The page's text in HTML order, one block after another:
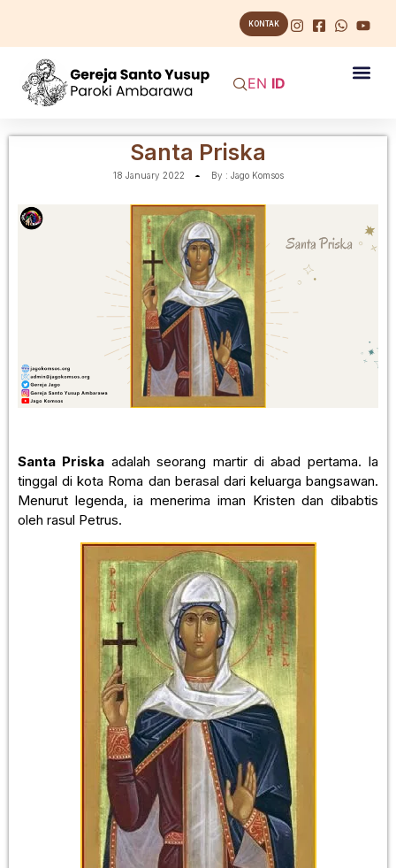
KONTAK
EN ID
Santa Priska
18 January 2022 By : Jago Komsos
Santa Priska adalah seorang martir di abad pertama. Ia
tinggal di kota Roma dan berasal dari keluarga bangsawan.
Menurut legenda, ia menerima iman Kristen dan dibabtis
oleh rasul Petrus.